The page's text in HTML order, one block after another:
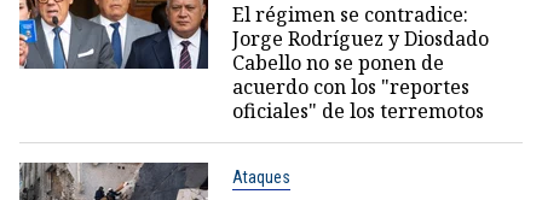
El régimen se contradice:
Jorge Rodríguez y Diosdado
Cabello no se ponen de
acuerdo con los "reportes
oficiales" de los terremotos
Ataques